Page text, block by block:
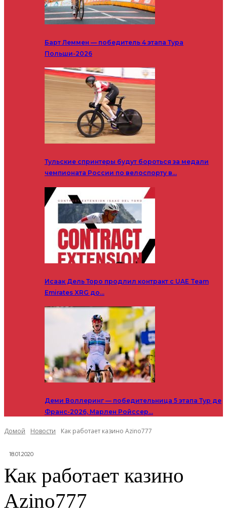
Барт Леммен — победитель 4 этапа Тура
Польши-2026
Тульские спринтеры будут бороться за медали
чемпионата России по велоспорту в…
Исаак Дель Торо продлил контракт с UAE Team
Emirates XRG до…
Деми Воллеринг — победительница 5 этапа Тур де
Франс-2026, Марлен Ройссер…
Домой Новости Как работает казино Azino777
18.01.2020
Как работает казино
Azino777